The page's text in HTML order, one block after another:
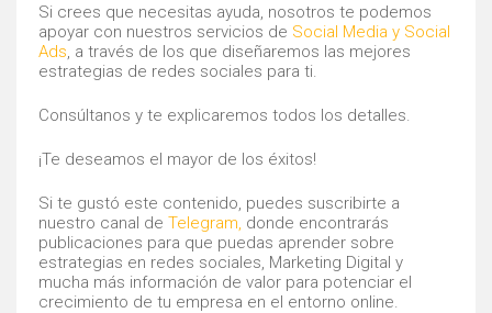
Si crees que necesitas ayuda, nosotros te podemos
apoyar con nuestros servicios de Social Media y Social
Ads, a través de los que diseñaremos las mejores
estrategias de redes sociales para ti.
Consúltanos y te explicaremos todos los detalles.
¡Te deseamos el mayor de los éxitos!
Si te gustó este contenido, puedes suscribirte a
nuestro canal de Telegram, donde encontrarás
publicaciones para que puedas aprender sobre
estrategias en redes sociales, Marketing Digital y
mucha más información de valor para potenciar el
crecimiento de tu empresa en el entorno online.